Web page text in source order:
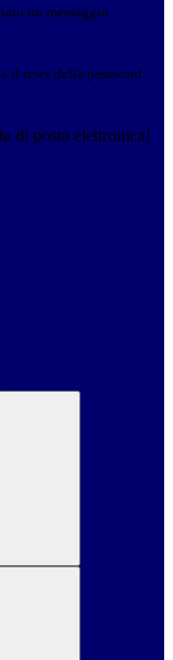
un messaggio
il reset della password
di posta elettronica!